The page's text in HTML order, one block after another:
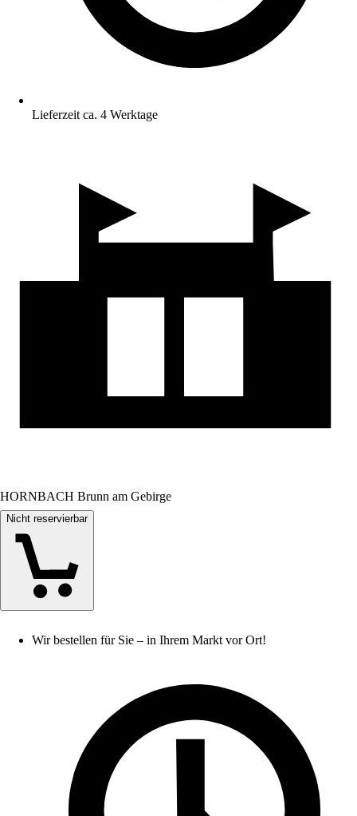
Lieferzeit ca. 4 Werktage
HORNBACH Brunn am Gebirge
Nicht reservierbar
Wir bestellen für Sie – in Ihrem Markt vor Ort!